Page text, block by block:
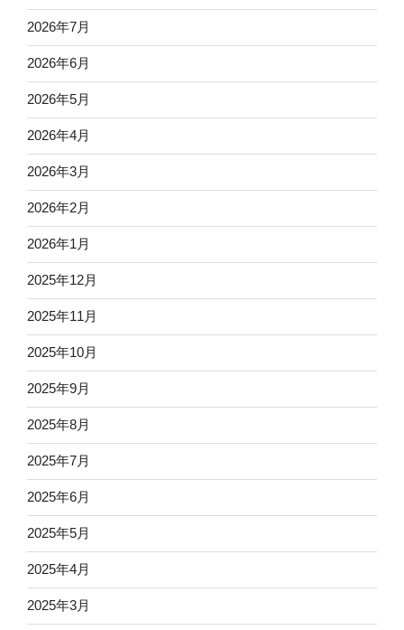
2026年7月
2026年6月
2026年5月
2026年4月
2026年3月
2026年2月
2026年1月
2025年12月
2025年11月
2025年10月
2025年9月
2025年8月
2025年7月
2025年6月
2025年5月
2025年4月
2025年3月